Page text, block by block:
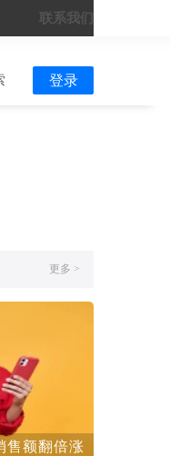
联系我们
登录
内平台
更多 >
售额翻倍涨